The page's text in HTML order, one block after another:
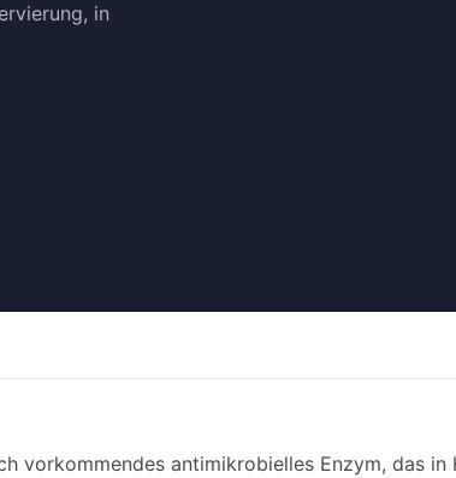
in
vorkommendes antimikrobielles Enzym, das in